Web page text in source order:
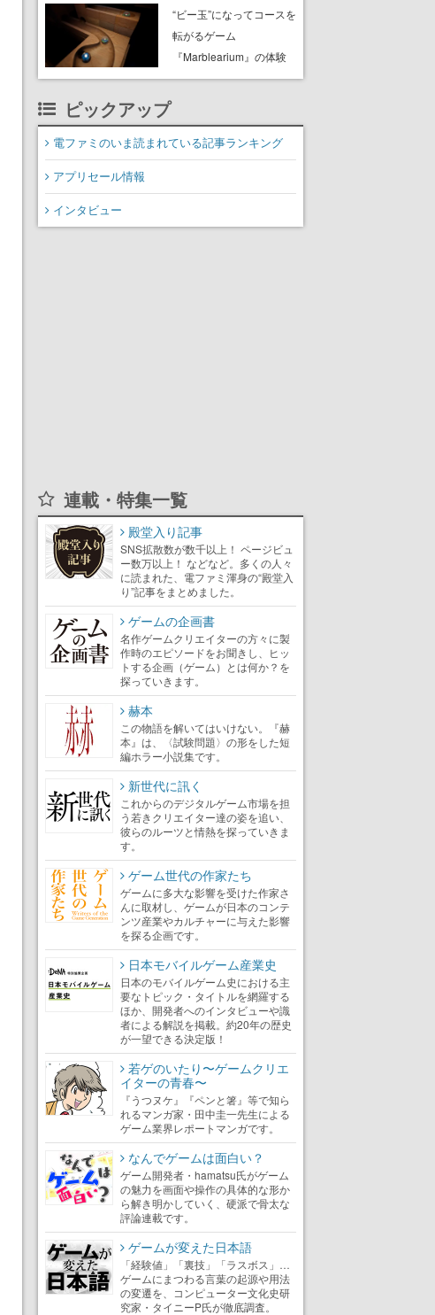
始。悩みを持ったお客様
と会話を交わし“本当に望
んでる髪型”を見つけ出す
“ビー玉”になってコースを
転がるゲーム
『Marblearium』の体験
版がSteamで本日8月7日
ピックアップ
電ファミのいま読まれている記事ランキング
アプリセール情報
インタビュー
連載・特集一覧
殿堂入り記事
SNS拡散数が数千以上！ ページビュ
ー数万以上！ などなど。多くの人々
に読まれた、電ファミ渾身の“殿堂入
り”記事をまとめました。
ゲームの企画書
名作ゲームクリエイターの方々に製
作時のエピソードをお聞きし、ヒッ
トする企画（ゲーム）とは何か？を
探っていきます。
赫本
この物語を解いてはいけない。『赫
本』は、〈試験問題〉の形をした短
編ホラー小説集です。
新世代に訊く
これからのデジタルゲーム市場を担
う若きクリエイター達の姿を追い、
彼らのルーツと情熱を探っていきま
す。
ゲーム世代の作家たち
ゲームに多大な影響を受けた作家さ
んに取材し、ゲームが日本のコンテ
ンツ産業やカルチャーに与えた影響
を探る企画です。
日本モバイルゲーム産業史
日本のモバイルゲーム史における主
要なトピック・タイトルを網羅する
ほか、開発者へのインタビューや識
者による解説を掲載。約20年の歴史
が一望できる決定版！
若ゲのいたり〜ゲームクリエ
イターの青春〜
『うつヌケ』『ペンと箸』等で知ら
れるマンガ家・田中圭一先生による
ゲーム業界レポートマンガです。
なんでゲームは面白い？
ゲーム開発者・hamatsu氏がゲーム
の魅力を画面や操作の具体的な形か
ら解き明かしていく、硬派で骨太な
評論連載です。
ゲームが変えた日本語
「経験値」「裏技」「ラスボス」…
ゲームにまつわる言葉の起源や用法
の変遷を、コンピューター文化史研
究家・タイニーP氏が徹底調査。